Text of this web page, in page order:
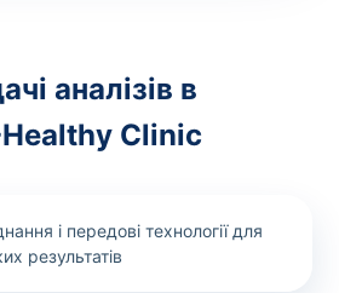
аналізів в
Healthy Clinic
і передові технології для
результатів